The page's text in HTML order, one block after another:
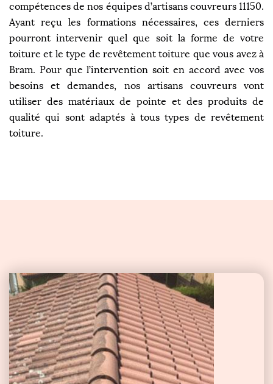
compétences de nos équipes d’artisans couvreurs 11150.
Ayant reçu les formations nécessaires, ces derniers
pourront intervenir quel que soit la forme de votre
toiture et le type de revêtement toiture que vous avez à
Bram. Pour que l’intervention soit en accord avec vos
besoins et demandes, nos artisans couvreurs vont
utiliser des matériaux de pointe et des produits de
qualité qui sont adaptés à tous types de revêtement
toiture.